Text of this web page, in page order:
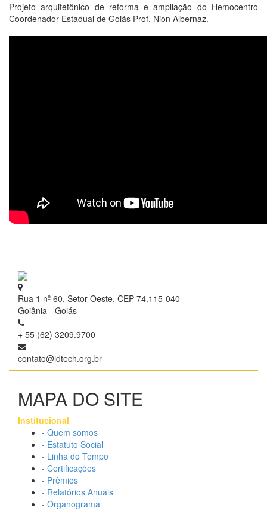
Projeto arquitetônico de reforma e ampliação do Hemocentro
Coordenador Estadual de Goiás Prof. Nion Albernaz.
Rua 1 nº 60, Setor Oeste, CEP 74.115-040
Goiânia - Goiás
+ 55 (62) 3209.9700
contato@idtech.org.br
MAPA DO SITE
Institucional
- Quem somos
- Estatuto Social
- Linha do Tempo
- Certificações
- Prêmios
- Relatórios Anuais
- Organograma